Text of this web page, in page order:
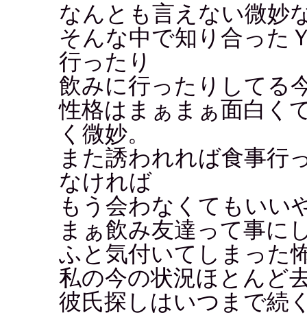
なんとも言えない微妙
そんな中で知り合った
行ったり
飲みに行ったりしてる
性格はまぁまぁ面白く
く微妙。
また誘われれば食事行
なければ
もう会わなくてもいい
まぁ飲み友達って事に
ふと気付いてしまった
私の今の状況ほとんど
彼氏探しはいつまで続